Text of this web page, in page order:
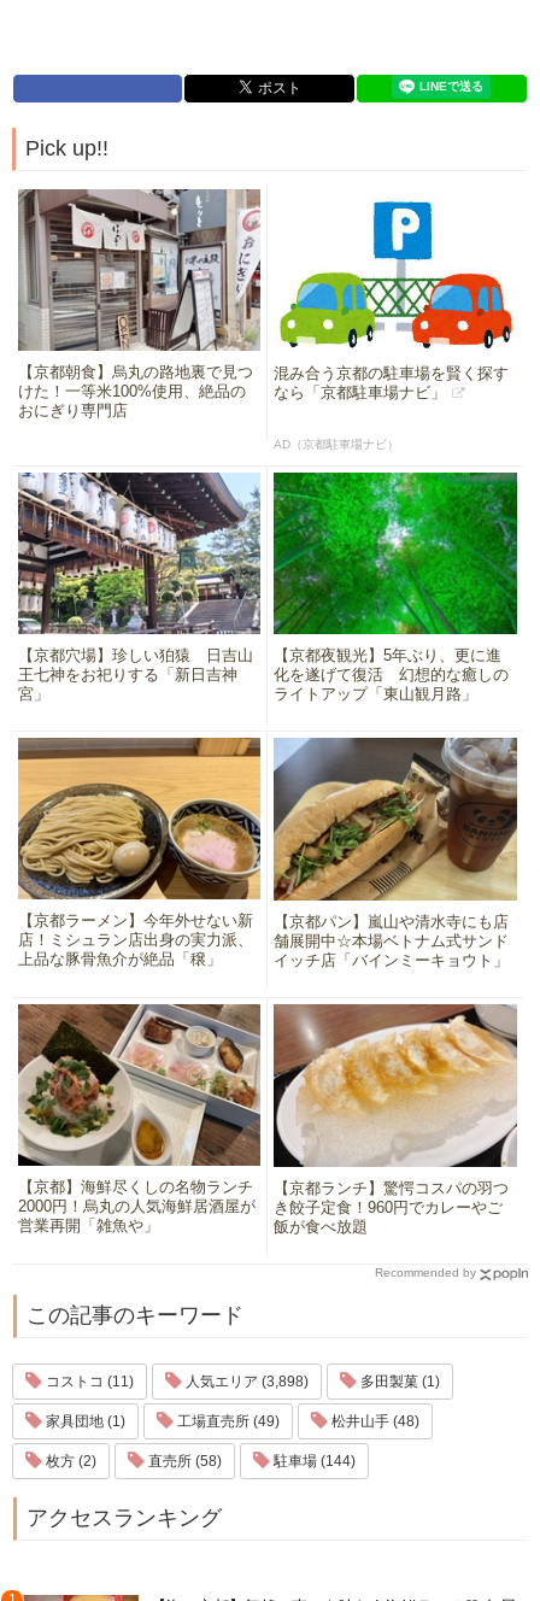
Pick up!!
【京都朝食】烏丸の路地裏で見つ
けた！一等米100%使用、絶品の
おにぎり専門店
混み合う京都の駐車場を賢く探す
なら「京都駐車場ナビ」
AD（京都駐車場ナビ）
【京都穴場】珍しい狛猿 日吉山
王七神をお祀りする「新日吉神
宮」
【京都夜観光】5年ぶり、更に進
化を遂げて復活 幻想的な癒しの
ライトアップ「東山観月路」
【京都ラーメン】今年外せない新
店！ミシュラン店出身の実力派、
上品な豚骨魚介が絶品「穣」
【京都パン】嵐山や清水寺にも店
舗展開中☆本場ベトナム式サンド
イッチ店「バインミーキョウト」
【京都】海鮮尽くしの名物ランチ
2000円！烏丸の人気海鮮居酒屋が
営業再開「雑魚や」
【京都ランチ】驚愕コスパの羽つ
き餃子定食！960円でカレーやご
飯が食べ放題
Recommended by
この記事のキーワード
コストコ (11) 人気エリア (3,898) 多田製菓 (1)
家具団地 (1) 工場直売所 (49) 松井山手 (48)
枚方 (2) 直売所 (58) 駐車場 (144)
アクセスランキング